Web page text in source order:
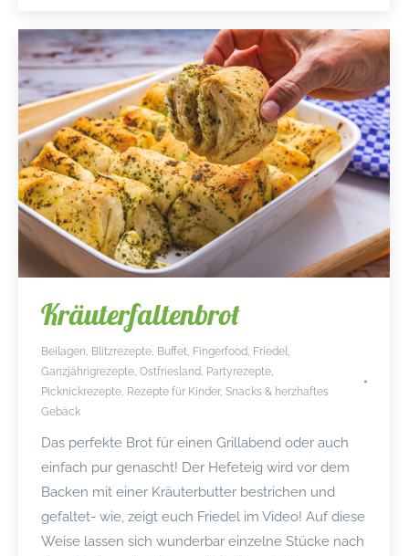
Kräuterfaltenbrot
Beilagen Blitzrezepte Buffet Fingerfood Friedel
Ganzjährigrezepte Ostfriesland Partyrezepte
Picknickrezepte Rezepte für Kinder, Snacks & herzhaftes
Gebäck
Das perfekte Brot für einen Grillabend oder auch
einfach pur genascht! Der Hefeteig wird vor dem
Backen mit einer Kräuterbutter bestrichen und
gefaltet- wie, zeigt euch Friedel im Video! Auf diese
Weise lassen sich wunderbar einzelne Stücke nach